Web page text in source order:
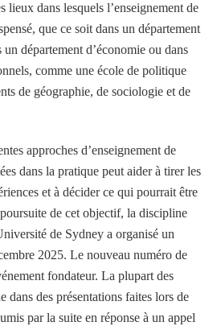
lieux dans lesquels l’enseignement de
que ce soit dans un département
département d’économie ou dans
comme une école de politique
de géographie, de sociologie et de
approches d’enseignement de
dans la pratique peut aider à tirer les
et à décider ce qui pourrait être
de cet objectif, la discipline
de Sydney a organisé un
2025. Le nouveau numéro de
fondateur. La plupart des
dans des présentations faites lors de
par la suite en réponse à un appel